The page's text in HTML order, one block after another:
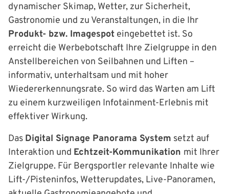
dynamischer Skimap, Wetter, zur Sicherheit,
Gastronomie und zu Veranstaltungen, in die Ihr
Produkt- bzw. Imagespot eingebettet ist. So
erreicht die Werbebotschaft Ihre Zielgruppe in den
Anstellbereichen von Seilbahnen und Liften –
informativ, unterhaltsam und mit hoher
Wiedererkennungsrate. So wird das Warten am Lift
zu einem kurzweiligen Infotainment-Erlebnis mit
effektiver Wirkung.
Das Digital Signage Panorama System setzt auf
Interaktion und Echtzeit-Kommunikation mit Ihrer
Zielgruppe. Für Bergsportler relevante Inhalte wie
Lift-/Pisteninfos, Wetterupdates, Live-Panoramen,